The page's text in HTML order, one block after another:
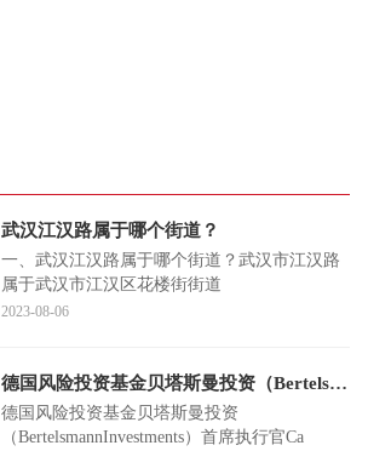
武汉江汉路属于哪个街道？
一、武汉江汉路属于哪个街道？武汉市江汉路
属于武汉市江汉区花楼街街道
2023-08-06
德国风险投资基金贝塔斯曼投资（BertelsmannInvestments）首席执行官CarstenCoesfeld接受采访表示，计划未来3-5年配置7亿美元投资中国初创公司
德国风险投资基金贝塔斯曼投资
（BertelsmannInvestments）首席执行官Ca